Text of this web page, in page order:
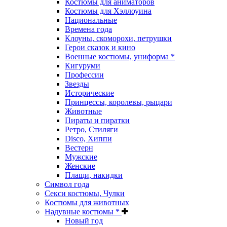
Костюмы для Хэллоуина
Национальные
Времена года
Клоуны, скоморохи, петрушки
Герои сказок и кино
Военные костюмы, униформа *
Кигуруми
Профессии
Звезды
Исторические
Принцессы, королевы, рыцари
Животные
Пираты и пиратки
Ретро, Стиляги
Disco, Хиппи
Вестерн
Мужские
Женские
Плащи, накидки
Символ года
Секси костюмы, Чулки
Костюмы для животных
Надувные костюмы *
Новый год